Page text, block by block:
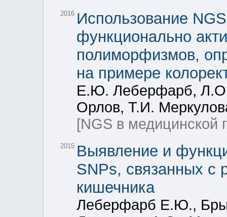
2016 Использование
функционально
полиморфизмов,
на примере
Е.Ю. Леберфарб,
Орлов, Т.И.
[NGS в медицинской
2015 Выявление и
SNPs, связанных с
кишечника
Леберфарб Е.Ю.,